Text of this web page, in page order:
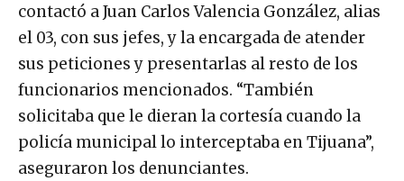
contactó a Juan Carlos Valencia González, alias
el 03, con sus jefes, y la encargada de atender
sus peticiones y presentarlas al resto de los
funcionarios mencionados. “También
solicitaba que le dieran la cortesía cuando la
policía municipal lo interceptaba en Tijuana”,
aseguraron los denunciantes.